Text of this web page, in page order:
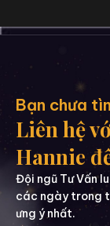
Bạn chưa
Liên hệ
Hannie
Đội ngũ Tư Vấn
các ngày trong
ưng ý nhất.